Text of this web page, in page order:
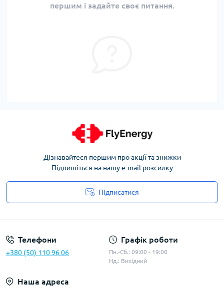
першим і задайте своє питання.
Дізнавайтеся першим про акції та знижки
Підпишіться на нашу e-mail розсилку
Підписатися
Телефони
+380 (50) 110 96 06
Графік роботи
Пн.-Сб.: 09:00 - 19:00
Нд.: Вихідний
Наша адреса